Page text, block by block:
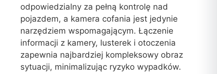
odpowiedzialny za pełną kontrolę nad
pojazdem, a kamera cofania jest jedynie
narzędziem wspomagającym. Łączenie
informacji z kamery, lusterek i otoczenia
zapewnia najbardziej kompleksowy obraz
sytuacji, minimalizując ryzyko wypadków.